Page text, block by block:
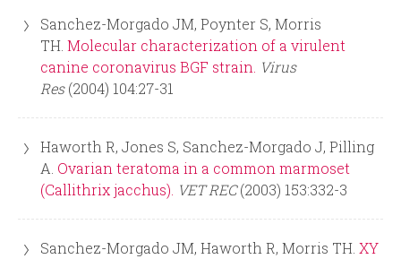
Sanchez-Morgado JM, Poynter S, Morris
TH. Molecular characterization of a virulent
canine coronavirus BGF strain. Virus
Res(2004) 104:27-31
Haworth R, Jones S, Sanchez-Morgado J, Pilling
A. Ovarian teratoma in a common marmoset
(Callithrix jacchus). VET REC(2003) 153:332-3
Sanchez-Morgado JM, Haworth R, Morris TH. XY